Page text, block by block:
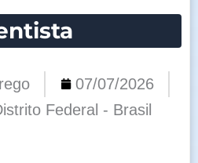
07/07/2026
Federal - Brasil